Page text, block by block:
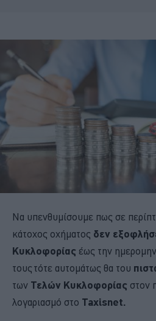
Να υπενθυμίσουμε πως σε
κάτοχος οχήματος δεν
Κυκλοφορίας έως την
τους τότε αυτομάτως θα του
των Τελών Κυκλοφορίας στον
λογαριασμό στο Taxisnet.